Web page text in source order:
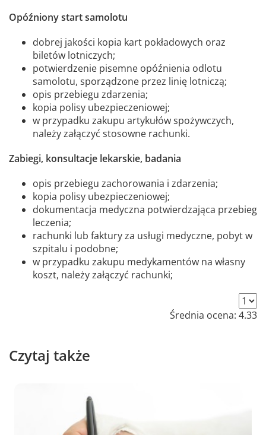
Opóźniony start samolotu
dobrej jakości kopia kart pokładowych oraz
biletów lotniczych;
potwierdzenie pisemne opóźnienia odlotu
samolotu, sporządzone przez linię lotniczą;
opis przebiegu zdarzenia;
kopia polisy ubezpieczeniowej;
w przypadku zakupu artykułów spożywczych,
należy załączyć stosowne rachunki.
Zabiegi, konsultacje lekarskie, badania
opis przebiegu zachorowania i zdarzenia;
kopia polisy ubezpieczeniowej;
dokumentacja medyczna potwierdzająca przebieg
leczenia;
rachunki lub faktury za usługi medyczne, pobyt w
szpitalu i podobne;
w przypadku zakupu medykamentów na własny
koszt, należy załączyć rachunki;
Średnia ocena: 4.33
Czytaj także